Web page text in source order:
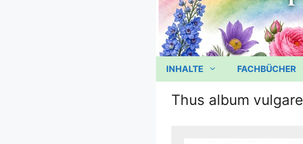
INHALTE FACHBÜCHER
Thus album vulgare